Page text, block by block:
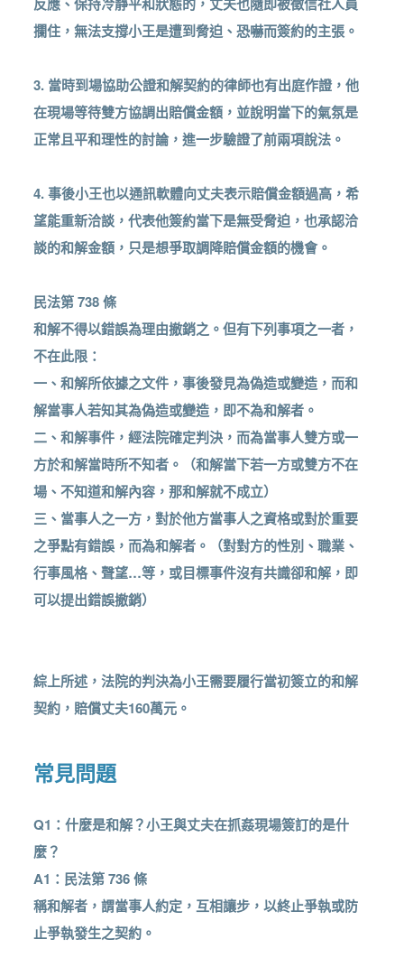
反應、保持冷靜平和狀態的，丈夫也隨即被徵信社人員
攔住，無法支撐小王是遭到脅迫、恐嚇而簽約的主張。
3. 當時到場協助公證和解契約的律師也有出庭作證，他
在現場等待雙方協調出賠償金額，並說明當下的氣氛是
正常且平和理性的討論，進一步驗證了前兩項說法。
4. 事後小王也以通訊軟體向丈夫表示賠償金額過高，希
望能重新洽談，代表他簽約當下是無受脅迫，也承認洽
談的和解金額，只是想爭取調降賠償金額的機會。
民法第 738 條
和解不得以錯誤為理由撤銷之。但有下列事項之一者，
不在此限：
一、和解所依據之文件，事後發見為偽造或變造，而和
解當事人若知其為偽造或變造，即不為和解者。
二、和解事件，經法院確定判決，而為當事人雙方或一
方於和解當時所不知者。（和解當下若一方或雙方不在
場、不知道和解內容，那和解就不成立）
三、當事人之一方，對於他方當事人之資格或對於重要
之爭點有錯誤，而為和解者。（對對方的性別、職業、
行事風格、聲望…等，或目標事件沒有共識卻和解，即
可以提出錯誤撤銷）
綜上所述，法院的判決為小王需要履行當初簽立的和解
契約，賠償丈夫160萬元。
常見問題
Q1：什麼是和解？小王與丈夫在抓姦現場簽訂的是什
麼？
A1：民法第 736 條
稱和解者，謂當事人約定，互相讓步，以終止爭執或防
止爭執發生之契約。